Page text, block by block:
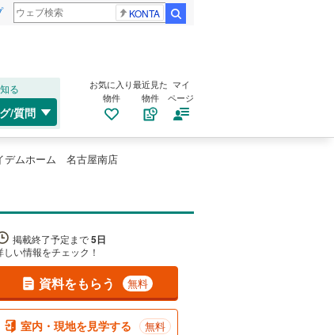
KONTA
知る
/質問
お気に入り
物件
最近見た
物件
マイ
ページ
デムホーム 名古屋南店
掲載終了予定まで5日
しい情報をチェック！
資料をもらう 無料
室内・現地を見学する 無料